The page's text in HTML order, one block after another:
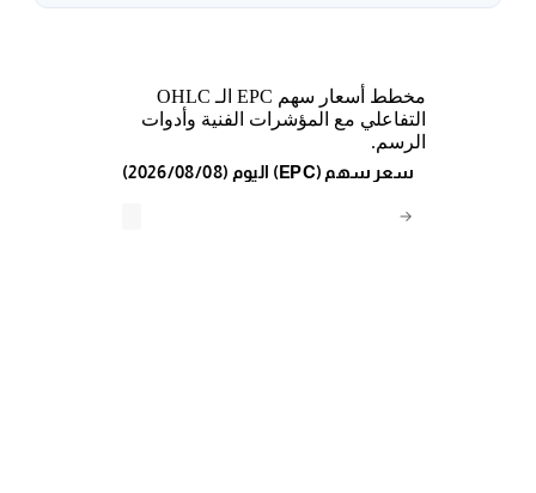
مخطط أسعار سهم EPC الـ OHLC
التفاعلي مع المؤشرات الفنية وأدوات
الرسم.
→
(2026/08/08) اليوم (EPC) سعر سهم